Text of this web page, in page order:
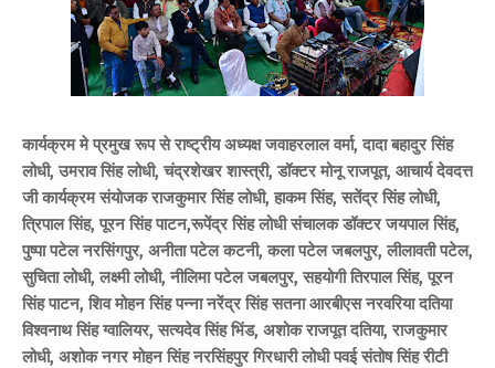
कार्यक्रम मे प्रमुख रूप से राष्ट्रीय अध्यक्ष जवाहरलाल वर्मा, दादा बहादुर सिंह
लोधी, उमराव सिंह लोधी, चंद्रशेखर शास्त्री, डॉक्टर मोनू राजपूत, आचार्य देवदत्त
जी कार्यक्रम संयोजक राजकुमार सिंह लोधी, हाकम सिंह, सतेंद्र सिंह लोधी,
त्रिपाल सिंह, पूरन सिंह पाटन,रूपेंद्र सिंह लोधी संचालक डॉक्टर जयपाल सिंह,
पुष्पा पटेल नरसिंगपुर, अनीता पटेल कटनी, कला पटेल जबलपुर, लीलावती पटेल,
सुचिता लोधी, लक्ष्मी लोधी, नीलिमा पटेल जबलपुर, सहयोगी तिरपाल सिंह, पूरन
सिंह पाटन, शिव मोहन सिंह पन्ना नरेंद्र सिंह सतना आरबीएस नरवरिया दतिया
विश्वनाथ सिंह ग्वालियर, सत्यदेव सिंह भिंड, अशोक राजपूत दतिया, राजकुमार
लोधी, अशोक नगर मोहन सिंह नरसिंहपुर गिरधारी लोधी पवई संतोष सिंह रीटी